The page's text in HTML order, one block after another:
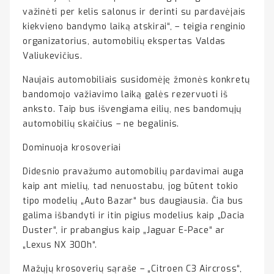
važinėti per kelis salonus ir derinti su pardavėjais
kiekvieno bandymo laiką atskirai“, – teigia renginio
organizatorius, automobilių ekspertas Valdas
Valiukevičius.
Naujais automobiliais susidomėję žmonės konkretų
bandomojo važiavimo laiką galės rezervuoti iš
anksto. Taip bus išvengiama eilių, nes bandomųjų
automobilių skaičius – ne begalinis.
Dominuoja krosoveriai
Didesnio pravažumo automobilių pardavimai auga
kaip ant mielių, tad nenuostabu, jog būtent tokio
tipo modelių „Auto Bazar“ bus daugiausia. Čia bus
galima išbandyti ir itin pigius modelius kaip „Dacia
Duster“, ir prabangius kaip „Jaguar E-Pace“ ar
„Lexus NX 300h“.
Mažųjų krosoverių sąraše – „Citroen C3 Aircross“,